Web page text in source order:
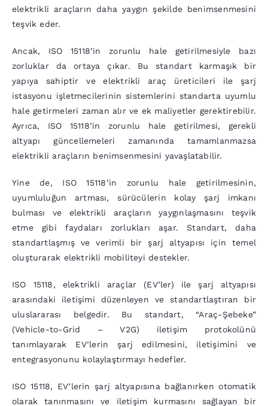
elektrikli araçların daha yaygın şekilde benimsenmesini
teşvik eder.
Ancak, ISO 15118’in zorunlu hale getirilmesiyle bazı
zorluklar da ortaya çıkar. Bu standart karmaşık bir
yapıya sahiptir ve elektrikli araç üreticileri ile şarj
istasyonu işletmecilerinin sistemlerini standarta uyumlu
hale getirmeleri zaman alır ve ek maliyetler gerektirebilir.
Ayrıca, ISO 15118’in zorunlu hale getirilmesi, gerekli
altyapı güncellemeleri zamanında tamamlanmazsa
elektrikli araçların benimsenmesini yavaşlatabilir.
Yine de, ISO 15118’in zorunlu hale getirilmesinin,
uyumluluğun artması, sürücülerin kolay şarj imkanı
bulması ve elektrikli araçların yaygınlaşmasını teşvik
etme gibi faydaları zorlukları aşar. Standart, daha
standartlaşmış ve verimli bir şarj altyapısı için temel
oluşturarak elektrikli mobiliteyi destekler.
ISO 15118, elektrikli araçlar (EV’ler) ile şarj altyapısı
arasındaki iletişimi düzenleyen ve standartlaştıran bir
uluslararası belgedir. Bu standart, “Araç-Şebeke”
(Vehicle-to-Grid – V2G) iletişim protokolünü
tanımlayarak EV’lerin şarj edilmesini, iletişimini ve
entegrasyonunu kolaylaştırmayı hedefler.
ISO 15118, EV’lerin şarj altyapısına bağlanırken otomatik
olarak tanınmasını ve iletişim kurmasını sağlayan bir